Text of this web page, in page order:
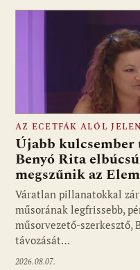
Fotó: media1.hu
AZ ECETFÁK ALÓL
Újabb
Benyó Rita
megszűnik az
Váratlan pillanatokkal
műsorának legfrissebb,
műsorvezető-szerkesztő,
távozását…
2026.08.07.